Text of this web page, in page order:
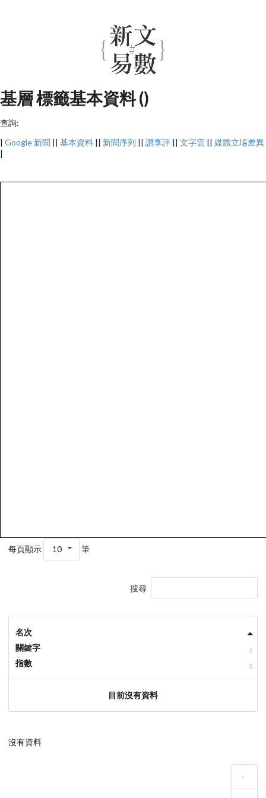
基層 標籤基本資料 ()
查詢:
| Google 新聞 || 基本資料 || 新聞序列 || 讚享評 || 文字雲 || 媒體立場差異
|
每頁顯示 10 筆
搜尋
名次
關鍵字
指數
目前沒有資料
沒有資料
‹